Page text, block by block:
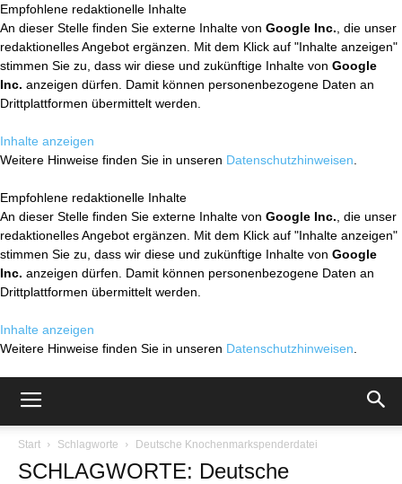
Empfohlene redaktionelle Inhalte
An dieser Stelle finden Sie externe Inhalte von Google Inc. , die unser
redaktionelles Angebot ergänzen. Mit dem Klick auf "Inhalte anzeigen"
stimmen Sie zu, dass wir diese und zukünftige Inhalte von Google
Inc. anzeigen dürfen. Damit können personenbezogene Daten an
Drittplattformen übermittelt werden.
Inhalte anzeigen
Weitere Hinweise finden Sie in unseren Datenschutzhinweisen
Empfohlene redaktionelle Inhalte
An dieser Stelle finden Sie externe Inhalte von Google Inc. , die unser
redaktionelles Angebot ergänzen. Mit dem Klick auf "Inhalte anzeigen"
stimmen Sie zu, dass wir diese und zukünftige Inhalte von Google
Inc. anzeigen dürfen. Damit können personenbezogene Daten an
Drittplattformen übermittelt werden.
Inhalte anzeigen
Weitere Hinweise finden Sie in unseren Datenschutzhinweisen
Start Schlagworte Deutsche Knochenmarkspenderdatei
SCHLAGWORTE: Deutsche